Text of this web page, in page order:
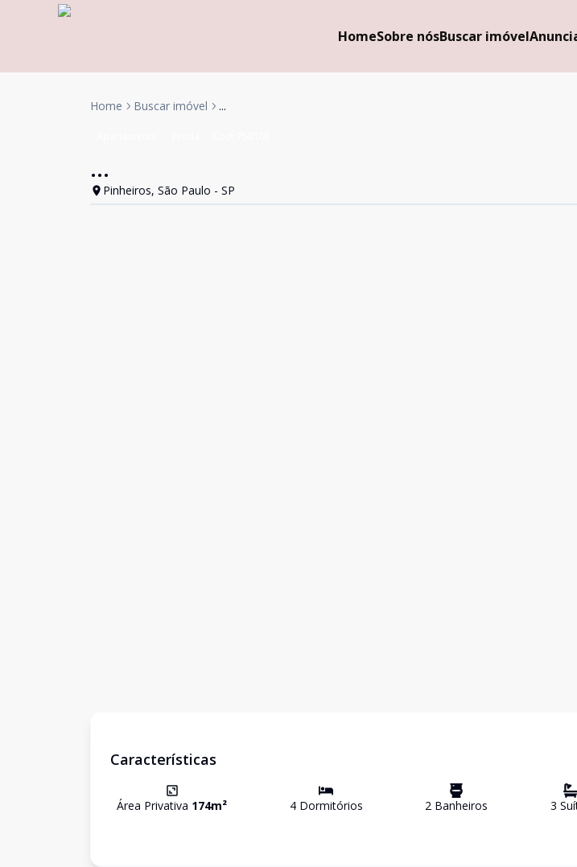
HomeSobre nósBuscar imóvel
Home Buscar imóvel ...
...
Pinheiros, São Paulo - SP
Características
Área Privativa 174m² 4Dormitórios 2 Banheiros 3